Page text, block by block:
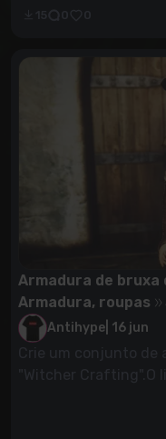
Armadura de bruxa
Armadura, roupas
Antihype 16 jun
Crie um conjunto
"Witcher Crafting".O